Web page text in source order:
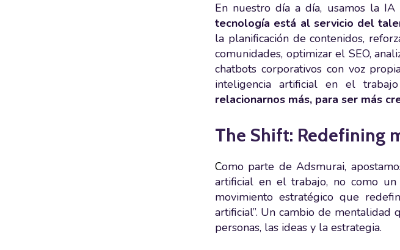
En nuestro día a día, usamos la
tecnología está al servicio del
la planificación de contenidos,
comunidades, optimizar el SEO,
chatbots corporativos con voz
inteligencia artificial en el
relacionarnos más, para ser más
The Shift: Redefining
Como parte de Adsmurai,
artificial en el trabajo, no como
movimiento estratégico que
artificial”. Un cambio de mentalidad
personas, las ideas y la estrategia.